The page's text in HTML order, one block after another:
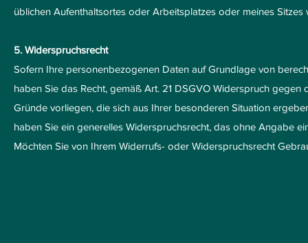
üblichen Aufenthaltsortes oder Arbeitsplatzes oder meines Sitzes
5. Widerspruchsrecht
Sofern Ihre personenbezogenen Daten auf Grundlage von
haben Sie das Recht, gemäß Art. 21 DSGVO Widerspruch
Gründe vorliegen, die sich aus Ihrer besonderen Situation
haben Sie ein generelles Widerspruchsrecht, das ohne Angabe
Möchten Sie von Ihrem Widerrufs- oder Widerspruchsrecht